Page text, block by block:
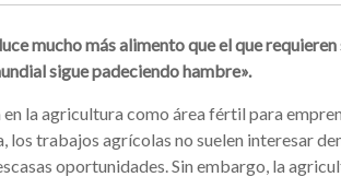
mucho más alimento que el que
sigue padeciendo hambre».
la agricultura como área fértil para
los trabajos agrícolas no suelen interesar
oportunidades. Sin embargo, la